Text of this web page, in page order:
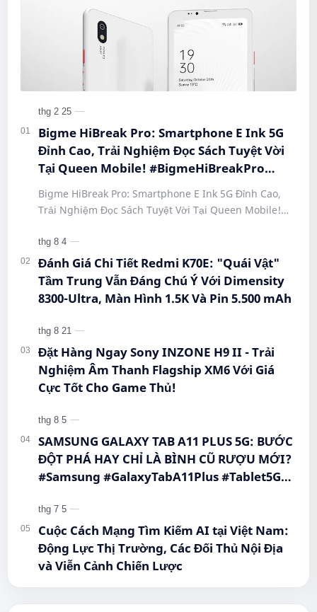
Bigme HiBreak Pro: Smartphone E Ink 5G
Đỉnh Cao, Trải Nghiệm Đọc Sách Tuyệt Vời
Tại Queen Mobile! #BigmeHiBreakPro
#SmartphoneEInk #QueenMobile
#HiBreakPro5G #DienThoaiDocSach
#CongNgheMoi #MuaSamThongMinh
#EInkPhone #5GSmartphone
Bigme HiBreak Pro: Smartphone E Ink 5G Đỉnh Cao,
Trải Nghiệm Đọc Sách Tuyệt Vời Tại Queen Mobile!
#Hi…
Đánh Giá Chi Tiết Redmi K70E: "Quái Vật"
Tầm Trung Vẫn Đáng Chú Ý Với Dimensity
8300-Ultra, Màn Hình 1.5K Và Pin 5.500 mAh
Đặt Hàng Ngay Sony INZONE H9 II - Trải
Nghiệm Âm Thanh Flagship XM6 Với Giá
Cực Tốt Cho Game Thủ!
SAMSUNG GALAXY TAB A11 PLUS 5G: BƯỚC
ĐỘT PHÁ HAY CHỈ LÀ BÌNH CŨ RƯỢU MỚI?
#Samsung #GalaxyTabA11Plus #Tablet5G
Cuộc Cách Mạng Tìm Kiếm AI tại Việt Nam:
Động Lực Thị Trường, Các Đối Thủ Nội Địa
và Viễn Cảnh Chiến Lược